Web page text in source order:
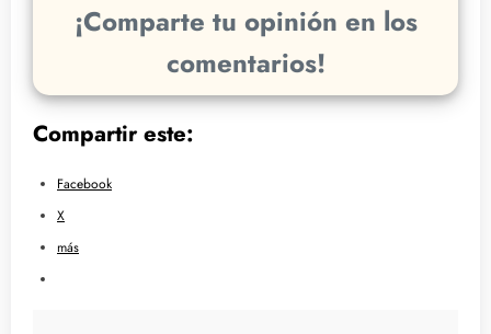
¡Comparte tu opinión en los
comentarios!
Compartir este:
Facebook
X
más